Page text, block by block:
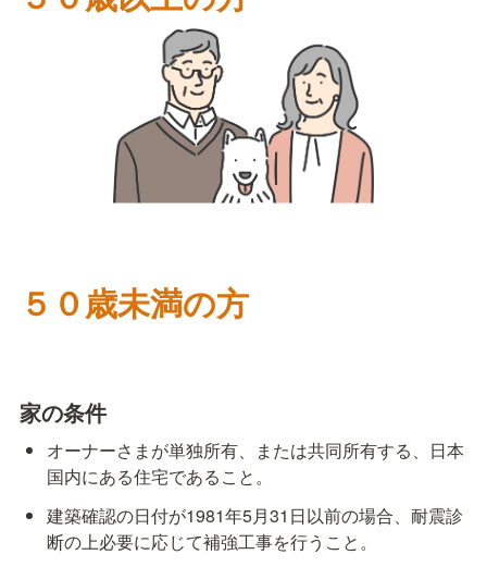
５０歳未満の方
家の条件
オーナーさまが単独所有、または共同所有する、日本
国内にある住宅であること。
建築確認の日付が1981年5月31日以前の場合、耐震診
断の上必要に応じて補強工事を行うこと。